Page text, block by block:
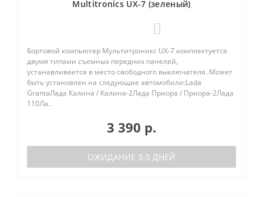
Multitronics UX-7 (зеленый)
Бортовой компьютер Мультитроникс UX-7 комплектуется
двумя типами съемных передних панелей,
устанавливается в место свободного выключателя. Может
быть установлен на следующие автомобили:Lada
GrantaЛада Калина / Калина-2Лада Приора / Приора-2Лада
110Ла..
3 390 р.
ОЖИДАНИЕ 3-5 ДНЕЙ